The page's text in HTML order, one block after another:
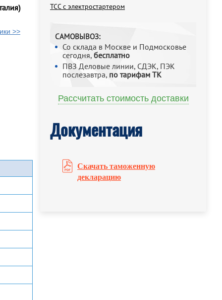
ТСС с электростартером
САМОВЫВОЗ:
Со склада в Москве и Подмосковье
сегодня, бесплатно
ПВЗ Деловые линии, СДЭК, ПЭК
послезавтра, по тарифам ТК
Рассчитать стоимость доставки
Документация
Скачать таможенную
декларацию
>>